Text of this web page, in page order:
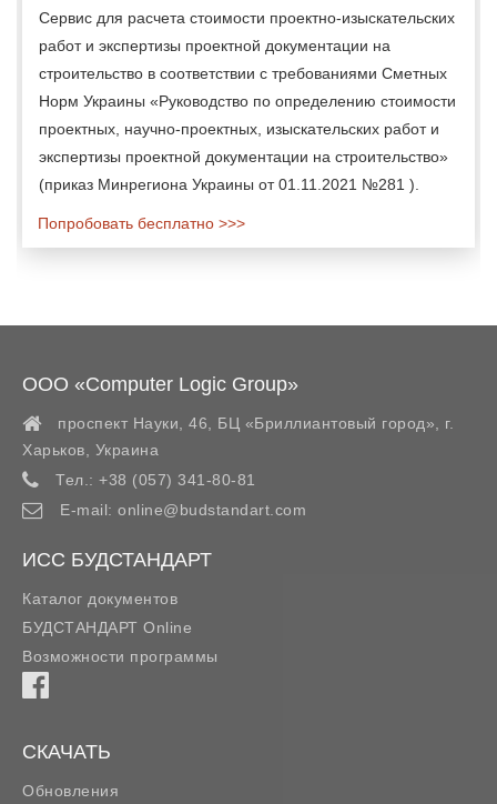
Сервис для расчета стоимости проектно-изыскательских
работ и экспертизы проектной документации на
строительство в соответствии с требованиями Сметных
Норм Украины «Руководство по определению стоимости
проектных, научно-проектных, изыскательских работ и
экспертизы проектной документации на строительство»
(приказ Минрегиона Украины от 01.11.2021 №281 ).
Попробовать бесплатно >>>
ООО «Computer Logic Group»
проспект Науки, 46, БЦ «Бриллиантовый город»,
г.
Харьков
Украина
Тел.: +38 (057) 341-80-81
E-mail: online@budstandart.com
ИСС БУДСТАНДАРТ
Каталог документов
БУДСТАНДАРТ Online
Возможности программы
СКАЧАТЬ
Обновления